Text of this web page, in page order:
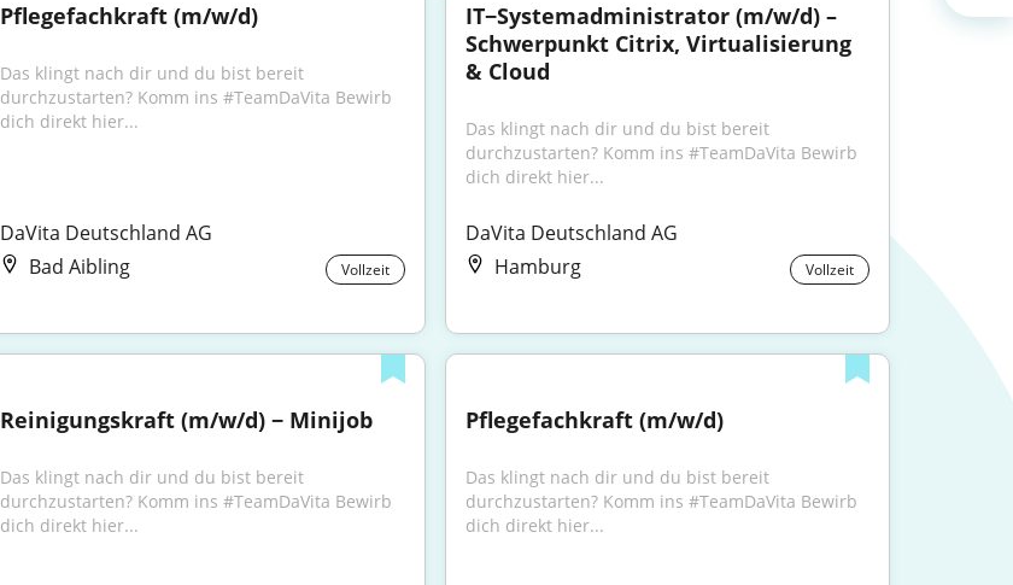
Pflegefachkraft (m/w/d)
Das klingt nach dir und du bist bereit
durchzustarten? Komm ins #TeamDaVita Bewirb
dich direkt hier...
DaVita Deutschland AG
Bad Aibling
Vollzeit
IT−Systemadministrator (m/w/d) –
Schwerpunkt Citrix, Virtualisierung
& Cloud
Das klingt nach dir und du bist bereit
durchzustarten? Komm ins #TeamDaVita Bewirb
dich direkt hier...
DaVita Deutschland AG
Hamburg
Vollzeit
Reinigungskraft (m/w/d) − Minijob
Das klingt nach dir und du bist bereit
durchzustarten? Komm ins #TeamDaVita Bewirb
dich direkt hier...
Pflegefachkraft (m/w/d)
Das klingt nach dir und du bist bereit
durchzustarten? Komm ins #TeamDaVita Bewirb
dich direkt hier...